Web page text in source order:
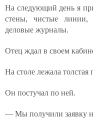
На следующий день я
стены, чистые линии,
деловые журналы.
Отец ждал в своем
На столе лежала толстая
Он постучал по ней.
— Мы получили заявку